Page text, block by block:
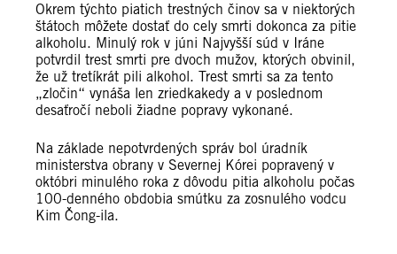
Okrem týchto piatich trestných činov sa v niektorých
štátoch môžete dostať do cely smrti dokonca za pitie
alkoholu. Minulý rok v júni Najvyšší súd v Iráne
potvrdil trest smrti pre dvoch mužov, ktorých obvinil,
že už tretíkrát pili alkohol. Trest smrti sa za tento
„zločin“ vynáša len zriedkakedy a v poslednom
desaťročí neboli žiadne popravy vykonané.
Na základe nepotvrdených správ bol úradník
ministerstva obrany v Severnej Kórei popravený v
októbri minulého roka z dôvodu pitia alkoholu počas
100-denného obdobia smútku za zosnulého vodcu
Kim Čong-ila.